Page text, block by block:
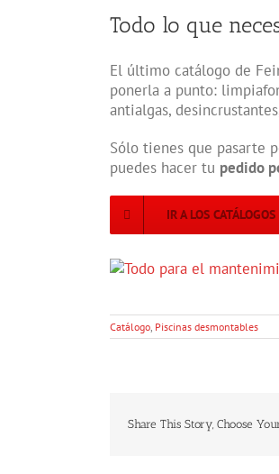
Todo lo que
El último catálogo de
ponerla a punto:
antialgas,
Sólo tienes que pasarte
puedes hacer tu pedido
IR A LOS CATÁLOGOS
Catálogo, Piscinas desmontables
Share This Story, Choose